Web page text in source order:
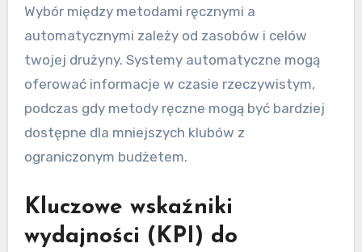
Wybór między metodami ręcznymi a
automatycznymi zależy od zasobów i celów
twojej drużyny. Systemy automatyczne mogą
oferować informacje w czasie rzeczywistym,
podczas gdy metody ręczne mogą być bardziej
dostępne dla mniejszych klubów z
ograniczonym budżetem.
Kluczowe wskaźniki
wydajności (KPI) do